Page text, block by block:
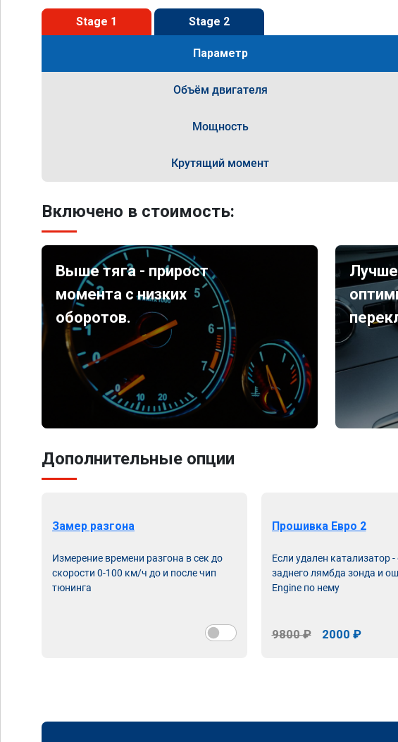
Stage 1 Stage 2
Параметр
Объём двигателя
Мощность
Крутящий момент
Включено в стоимость:
Выше тяга - прирост
момента с низких
оборотов.
Дополнительные опции
Замер разгона
Измерение времени разгона в сек до
скорости 0-100 км/ч до и после чип
тюнинга
Прошивка Евро 2
Если удален катализатор
заднего лямбда зонда и
Engine по нему
9800 ₽ 2000 ₽